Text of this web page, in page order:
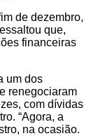
de dezembro,
que,
financeiras
um dos
renegociaram
com dívidas
“Agora, a
na ocasião.